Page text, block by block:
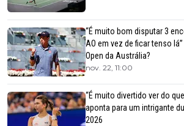
“É muito bom disputar 3
AO em vez de ficar tenso
Open da Austrália?
nov. 22, 11:00
“É muito divertido ver do
aponta para um intrigante
2026